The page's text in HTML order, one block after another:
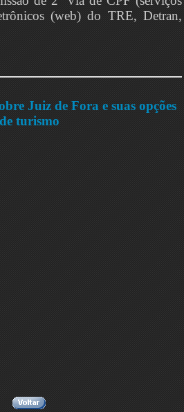
(web) do TRE, Detran,
Juiz de Fora e suas opções
de turismo